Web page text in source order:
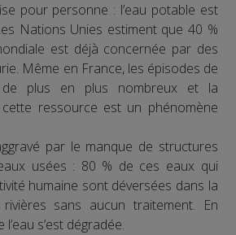
pour personne : l’eau potable est
Nations Unies estiment que 40 %
est déjà concernée par des
Même en France, les épisodes de
de plus en plus nombreux et la
ressource est un phénomène
par le manque de structures
usées : 80 % de ces eaux qui
humaine sont déversées dans la
sans aucun traitement. En
s’est dégradée.